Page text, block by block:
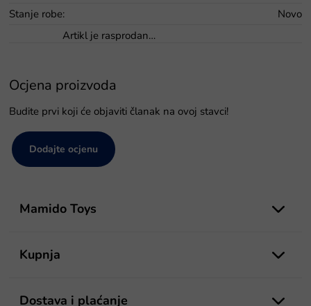
Stanje robe:
Novo
Artikl je rasprodan…
Ocjena proizvoda
Budite prvi koji će objaviti članak na ovoj stavci!
Dodajte ocjenu
Mamido Toys
Kupnja
Dostava i plaćanje